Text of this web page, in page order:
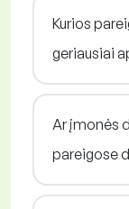
Kurios
geriausiai
Ar įmonės
pareigose